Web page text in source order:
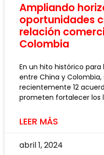
Ampliando
oportunidades
relación
Colombia
En un hito histórico
entre China y Colombia,
recientemente 12
prometen fortalecer los
LEER MÁS
abril 1, 2024